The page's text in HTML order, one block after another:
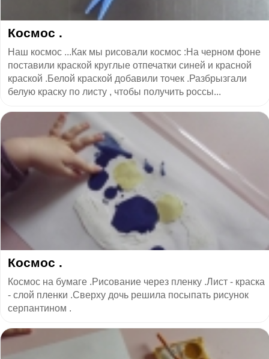
Космос .
Наш космос ...Как мы рисовали космос :На черном фоне
поставили краской круглые отпечатки синей и красной
краской .Белой краской добавили точек .Разбрызгали
белую краску по листу , чтобы получить россы...
Космос .
Космос на бумаге .Рисование через пленку .Лист - краска
- слой пленки .Сверху дочь решила посыпать рисунок
серпантином .